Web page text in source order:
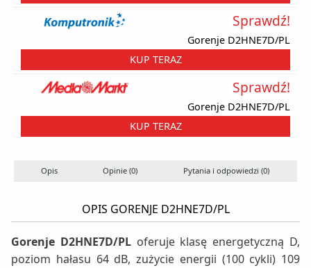
Gorenje D2HNE7D/PL
Sprawdź!
KUP TERAZ
Gorenje D2HNE7D/PL
Sprawdź!
KUP TERAZ
Opis Opinie (0) Pytania i odpowiedzi (0)
OPIS GORENJE D2HNE7D/PL
Gorenje D2HNE7D/PLoferuje klasę energetyczną D,
poziom hałasu 64 dB, zużycie energii (100 cykli) 109